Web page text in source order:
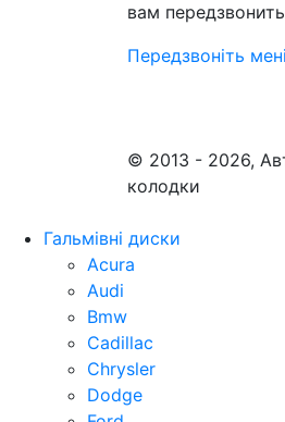
вам
Передзвоніть мені
© 2013 - 2026,
колодки
Гальмівні диски
Acura
Audi
Bmw
Cadillac
Chrysler
Dodge